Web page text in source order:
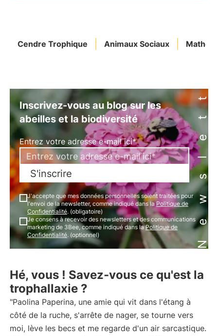
Cendre Trophique Animaux Sociaux Newsletter
Inscrivez-vous au blog sur les
abeilles et la biodiversité
Entrez votre adresse e-mail ici*
S'inscrire
J'accepte que mes données personnelles soient traitées pour
l'envoi de la newsletter, comme indiqué dans laPolitique de
Confidentialité. (obligatoire)
Je consens à recevoir des newsletters et des communications
marketing de 3Bee, comme indiqué dans laPolitique de
Confidentialité. (optionnel)
Hé, vous ! Savez-vous ce qu'est la
trophallaxie ?
"Paolina Paperina, une amie qui vit dans l'étang à
côté de la ruche, s'arrête de nager, se tourne vers
moi, lève les becs et me regarde d'un air sarcastique.